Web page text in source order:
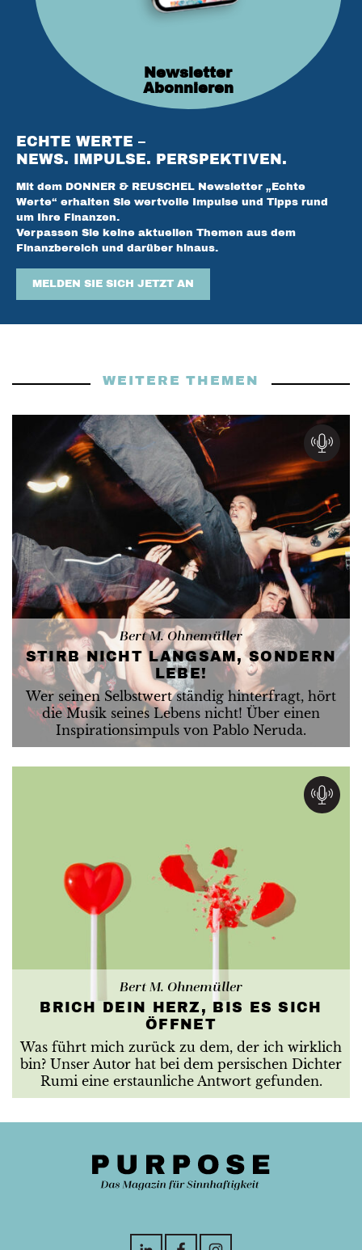
ECHTE WERTE –
NEWS. IMPULSE. PERSPEKTIVEN.
Mit dem DONNER & REUSCHEL Newsletter „Echte
Werte“ erhalten Sie wertvolle Impulse und Tipps rund
um Ihre Finanzen.
Verpassen Sie keine aktuellen Themen aus dem
Finanzbereich und darüber hinaus.
MELDEN SIE SICH JETZT AN
Newsletter
Abonnieren
WEITERE THEMEN
Bert M. Ohnemüller
STIRB NICHT LANGSAM, SONDERN
LEBE!
Wer seinen Selbstwert ständig hinterfragt, hört
die Musik seines Lebens nicht! Über einen
Inspirationsimpuls von Pablo Neruda.
Bert M. Ohnemüller
BRICH DEIN HERZ, BIS ES SICH
ÖFFNET
Was führt mich zurück zu dem, der ich wirklich
bin? Unser Autor hat bei dem persischen Dichter
Rumi eine erstaunliche Antwort gefunden.